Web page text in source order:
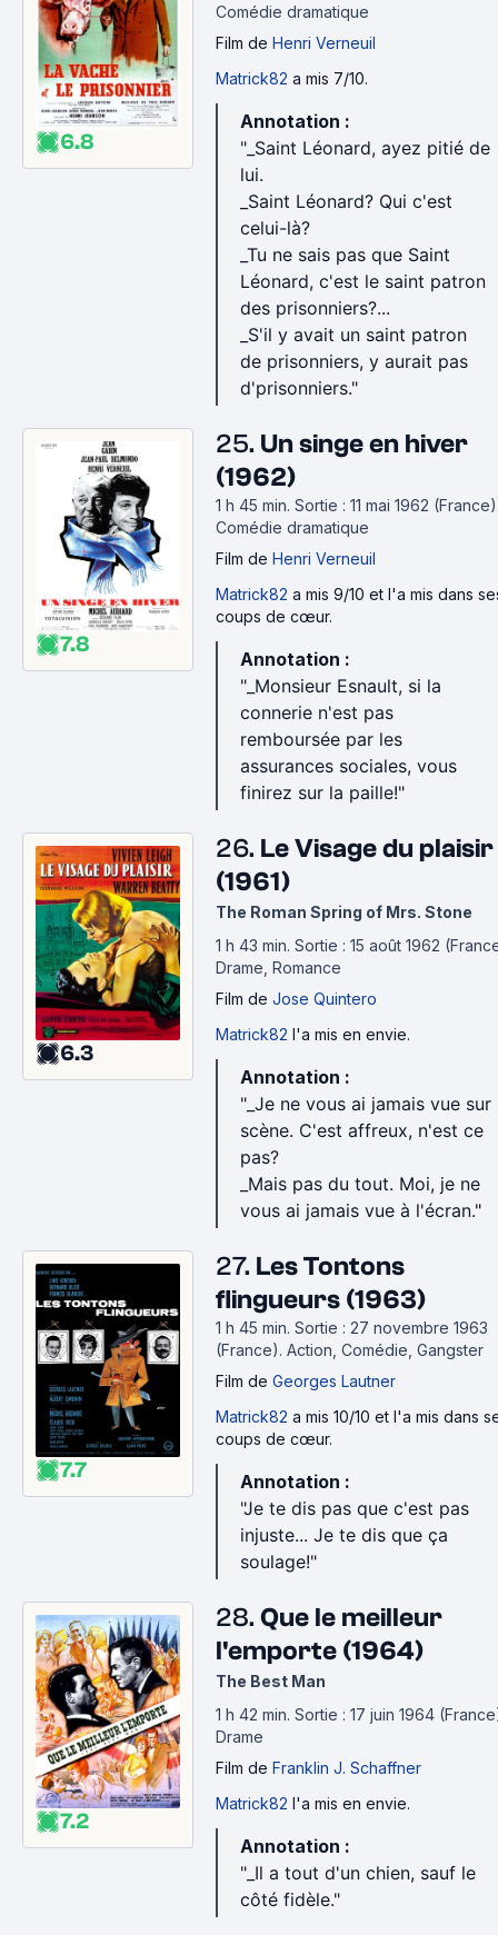
6.8
Comédie dramatique
Film de Henri Verneuil
Matrick82 a mis 7/10.
Annotation :
"_Saint Léonard, ayez pitié de
lui.
_Saint Léonard? Qui c'est
celui-là?
_Tu ne sais pas que Saint
Léonard, c'est le saint patron
des prisonniers?...
_S'il y avait un saint patron
de prisonniers, y aurait pas
d'prisonniers."
7.8
25. Un singe en hiver
(1962)
1 h 45 min. Sortie : 11 mai 1962
Comédie dramatique
Film de Henri Verneuil
Matrick82 a mis 9/10 et l'a mis dans
coups de cœur.
Annotation :
"_Monsieur Esnault, si la
connerie n'est pas
remboursée par les
assurances sociales, vous
finirez sur la paille!"
6.3
26. Le Visage du plaisir
(1961)
The Roman Spring of Mrs. Stone
1 h 43 min. Sortie : 15 août 1962
Drame, Romance
Film de Jose Quintero
Matrick82 l'a mis en envie.
Annotation :
"_Je ne vous ai jamais vue sur
scène. C'est affreux, n'est ce
pas?
_Mais pas du tout. Moi, je ne
vous ai jamais vue à l'écran."
7.7
27. Les Tontons
flingueurs (1963)
1 h 45 min. Sortie : 27 novembre 1963
(France). Action, Comédie, Gangster
Film de Georges Lautner
Matrick82 a mis 10/10 et l'a mis dans
coups de cœur.
Annotation :
"Je te dis pas que c'est pas
injuste... Je te dis que ça
soulage!"
7.2
28. Que le meilleur
l'emporte (1964)
The Best Man
1 h 42 min. Sortie : 17 juin 1964
Drame
Film de Franklin J. Schaffner
Matrick82 l'a mis en envie.
Annotation :
"_Il a tout d'un chien, sauf le
côté fidèle."